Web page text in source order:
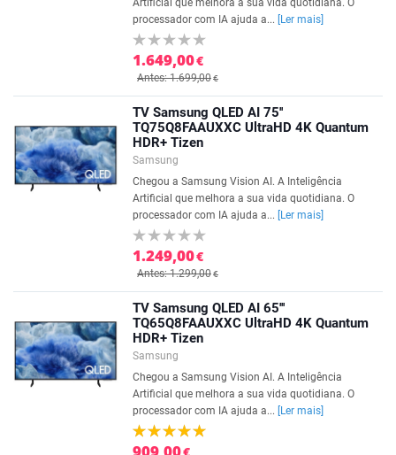
Artificial que melhora a sua vida quotidiana. O
processador com IA ajuda a...
[Ler mais]
1.649,00€
Antes: 1.699,00€
TV Samsung QLED AI 75''
TQ75Q8FAAUXXC UltraHD 4K Quantum
HDR+ Tizen
Samsung
Chegou a Samsung Vision AI. A Inteligência
Artificial que melhora a sua vida quotidiana. O
processador com IA ajuda a...
[Ler mais]
1.249,00€
Antes: 1.299,00€
TV Samsung QLED AI 65'''
TQ65Q8FAAUXXC UltraHD 4K Quantum
HDR+ Tizen
Samsung
Chegou a Samsung Vision AI. A Inteligência
Artificial que melhora a sua vida quotidiana. O
processador com IA ajuda a...
[Ler mais]